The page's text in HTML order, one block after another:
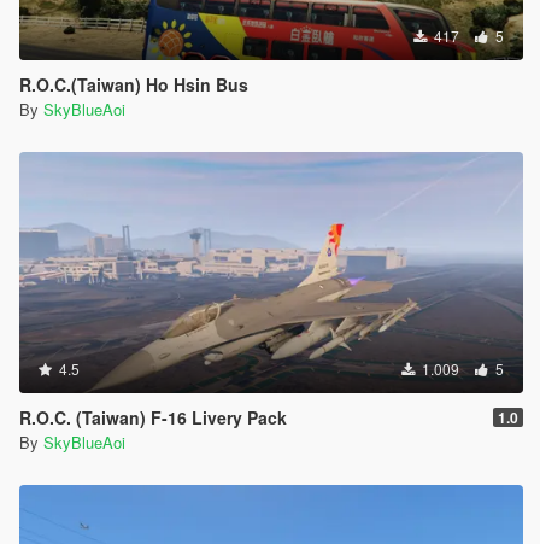
417 5
R.O.C.(Taiwan) Ho Hsin Bus
By SkyBlueAoi
4.5 1.009 5
R.O.C. (Taiwan) F-16 Livery Pack 1.0
By SkyBlueAoi